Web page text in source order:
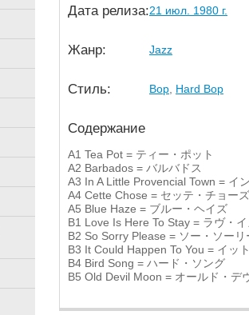
Дата релиза:21 июл. 1980 г.
Жанр: Jazz
Стиль: Bop Hard Bop
Содержание
A1 Tea Pot = ティー・ポット
A2 Barbados = バルバドス
A3 In A Little Provencial Town = イ
A4 Cette Chose = セッテ・チョーズ
A5 Blue Haze = ブルー・ヘイズ
B1 Love Is Here To Stay = ラヴ・
B2 So Sorry Please = ソー・ソー
B3 It Could Happen To You = イッ
B4 Bird Song = ハード・ソング
B5 Old Devil Moon = オールド・デ